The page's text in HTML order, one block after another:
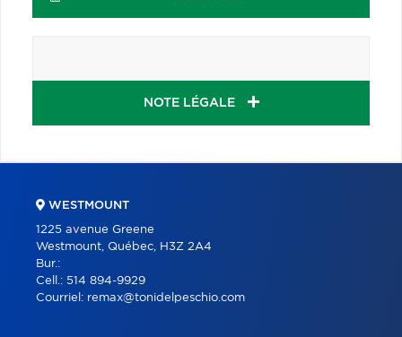
NOTE LÉGALE
WESTMOUNT
1225 avenue Greene
Westmount, Québec, H3Z 2A4
Bur.:
Cell.: 514 894-9929
Courriel: remax@tonidelpeschio.com